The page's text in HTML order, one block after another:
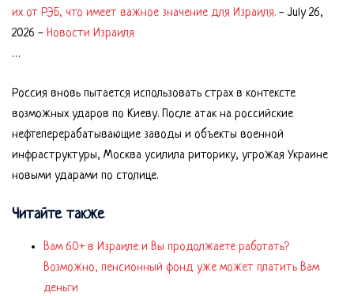
их от РЭБ, что имеет важное значение для Израиля. -July 26,
2026 - Новости Израиля
…
Россия вновь пытается использовать страх в контексте
возможных ударов по Киеву. После атак на российские
нефтеперерабатывающие заводы и объекты военной
инфраструктуры, Москва усилила риторику, угрожая Украине
новыми ударами по столице.
Читайте также
Вам 60+ в Израиле и Вы продолжаете работать?
Возможно, пенсионный фонд уже может платить Вам
деньги